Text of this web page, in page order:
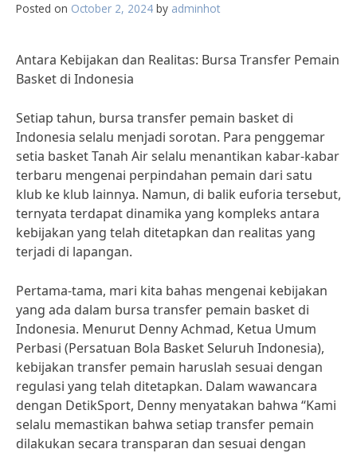
Posted on October 2, 2024 by adminhot
Antara Kebijakan dan Realitas: Bursa Transfer Pemain
Basket di Indonesia
Setiap tahun, bursa transfer pemain basket di
Indonesia selalu menjadi sorotan. Para penggemar
setia basket Tanah Air selalu menantikan kabar-kabar
terbaru mengenai perpindahan pemain dari satu
klub ke klub lainnya. Namun, di balik euforia tersebut,
ternyata terdapat dinamika yang kompleks antara
kebijakan yang telah ditetapkan dan realitas yang
terjadi di lapangan.
Pertama-tama, mari kita bahas mengenai kebijakan
yang ada dalam bursa transfer pemain basket di
Indonesia. Menurut Denny Achmad, Ketua Umum
Perbasi (Persatuan Bola Basket Seluruh Indonesia),
kebijakan transfer pemain haruslah sesuai dengan
regulasi yang telah ditetapkan. Dalam wawancara
dengan DetikSport, Denny menyatakan bahwa “Kami
selalu memastikan bahwa setiap transfer pemain
dilakukan secara transparan dan sesuai dengan